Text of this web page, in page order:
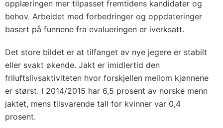
opplæringen mer tilpasset fremtidens kandidater og
behov. Arbeidet med forbedringer og oppdateringer
basert på funnene fra evalueringen er iverksatt.
Det store bildet er at tilfanget av nye jegere er stabilt
eller svakt økende. Jakt er imidlertid den
friluftslivsaktiviteten hvor forskjellen mellom kjønnene
er størst. I 2014/2015 har 6,5 prosent av norske menn
jaktet, mens tilsvarende tall for kvinner var 0,4
prosent.